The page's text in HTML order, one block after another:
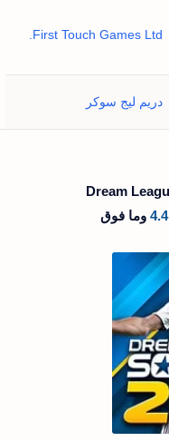
First Touch Games Ltd.
دريم ليج سوكر
4.4 وما فوق